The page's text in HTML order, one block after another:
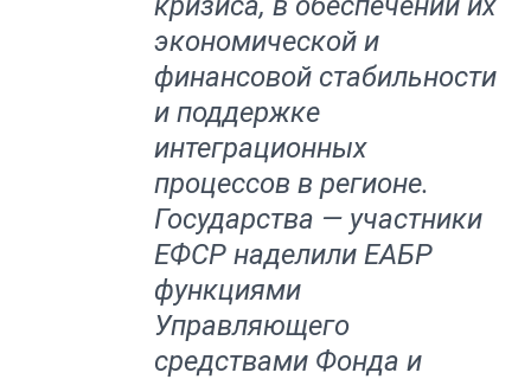
экономической и
финансовой стабильности
и поддержке
интеграционных
процессов в регионе.
Государства — участники
ЕФСР наделили ЕАБР
функциями
Управляющего
средствами Фонда и